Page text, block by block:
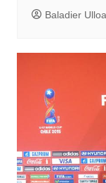
Baladier Ulloa